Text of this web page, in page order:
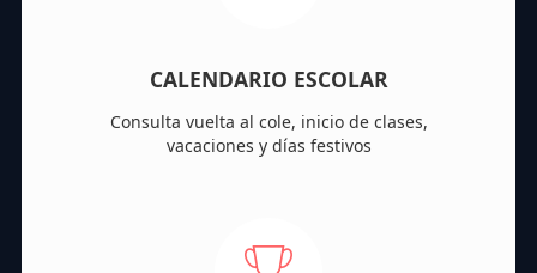
CALENDARIO ESCOLAR
Consulta vuelta al cole, inicio de clases,
vacaciones y días festivos